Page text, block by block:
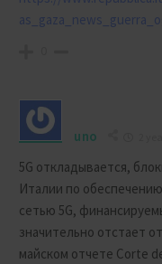
uno
5G откладывается,
Италии по
сетью 5G,
значительно отстает
майском отчете Corte